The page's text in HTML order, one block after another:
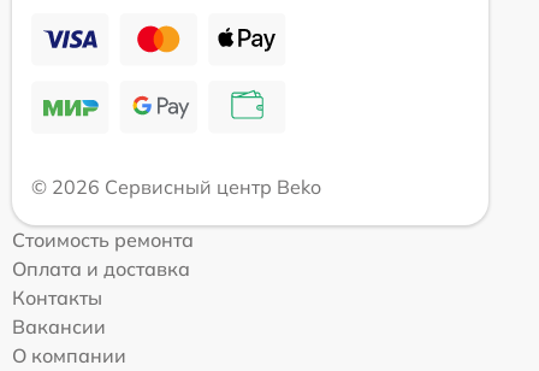
© 2026 Сервисный центр Beko
Стоимость ремонта
Оплата и доставка
Контакты
Вакансии
О компании